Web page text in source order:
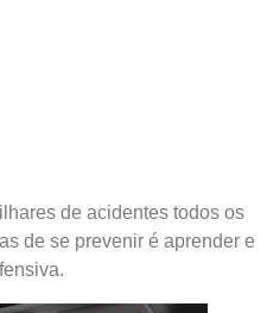
de acidentes todos os
de se prevenir é aprender e
.